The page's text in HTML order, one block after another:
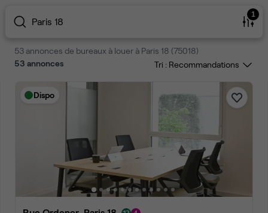
Paris 18
1
53 annonces de bureaux à louer à Paris 18 (75018)
53 annonces Tri :
Dispo